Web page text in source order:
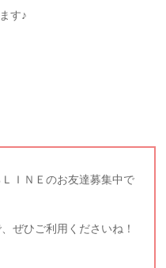
す♪
ＩＮＥのお友達募集中で
ぜひご利用くださいね！